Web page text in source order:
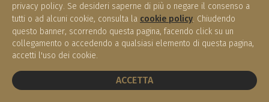
privacy policy. Se desideri saperne di più o negare il consenso a
tutti o ad alcuni cookie, consulta la cookie policy. Chiudendo
questo banner, scorrendo questa pagina, facendo click su un
collegamento o accedendo a qualsiasi elemento di questa pagina,
accetti l'uso dei cookie.
ACCETTA
€ 20,00(0.75 l) Disponibile
ACQUISTA
PRENOTA UN TAVOLO